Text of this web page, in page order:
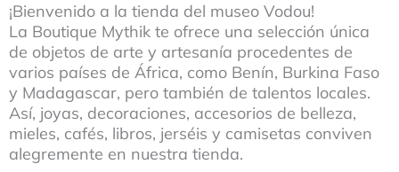
¡Bienvenido a la tienda del museo Vodou!
La Boutique Mythik te ofrece una selección única
de objetos de arte y artesanía procedentes de
varios países de África, como Benín, Burkina Faso
y Madagascar, pero también de talentos locales.
Así, joyas, decoraciones, accesorios de belleza,
mieles, cafés, libros, jerséis y camisetas conviven
alegremente en nuestra tienda.